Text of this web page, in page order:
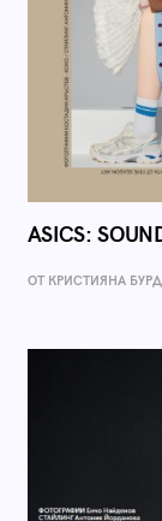
ASICS:
ОТ КРИСТИЯНА